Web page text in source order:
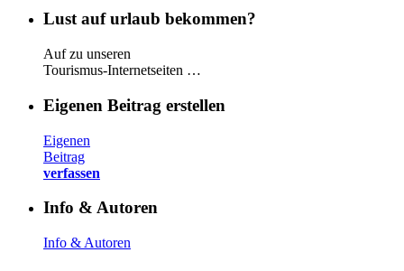
Lust auf urlaub bekommen?
Auf zu unseren
Tourismus-Internetseiten …
Eigenen Beitrag erstellen
Eigenen
Beitrag
verfassen
Info & Autoren
Info & Autoren